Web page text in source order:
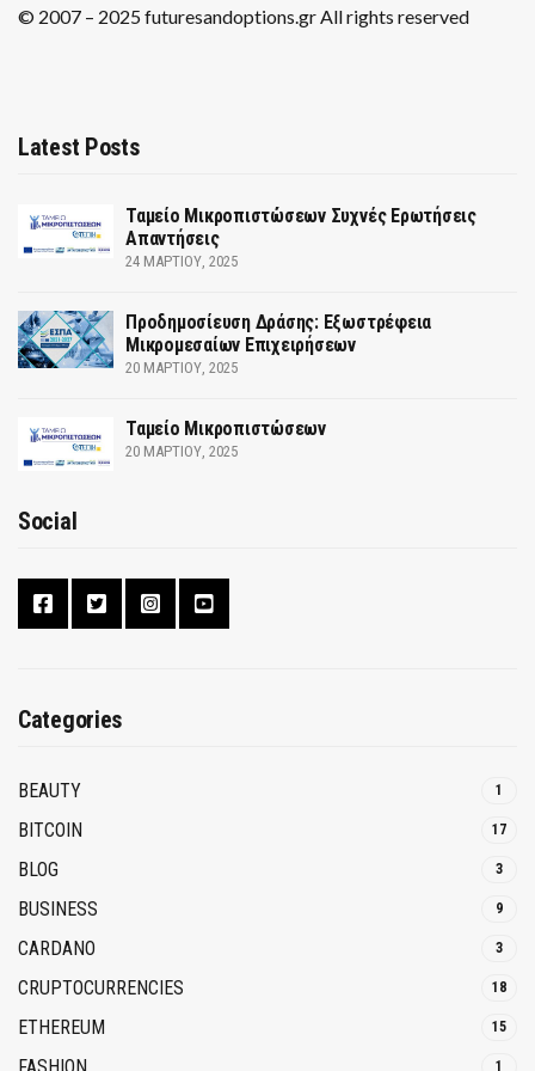
© 2007 – 2025 futuresandoptions.gr All rights reserved
Latest Posts
Ταμείο Μικροπιστώσεων Συχνές Ερωτήσεις
Απαντήσεις
24 ΜΑΡΤΊΟΥ, 2025
Προδημοσίευση Δράσης: Εξωστρέφεια
Μικρομεσαίων Επιχειρήσεων
20 ΜΑΡΤΊΟΥ, 2025
Ταμείο Μικροπιστώσεων
20 ΜΑΡΤΊΟΥ, 2025
Social
Categories
BEAUTY 1
BITCOIN 17
BLOG 3
BUSINESS 9
CARDANO 3
CRUPTOCURRENCIES 18
ETHEREUM 15
1